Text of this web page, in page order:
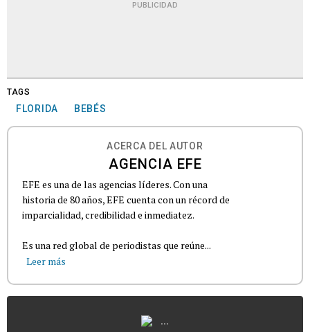
PUBLICIDAD
TAGS
FLORIDA BEBÉS
ACERCA DEL AUTOR
AGENCIA EFE
EFE es una de las agencias líderes. Con una
historia de 80 años, EFE cuenta con un récord de
imparcialidad, credibilidad e inmediatez.
Es una red global de periodistas que reúne...
Leer más
...